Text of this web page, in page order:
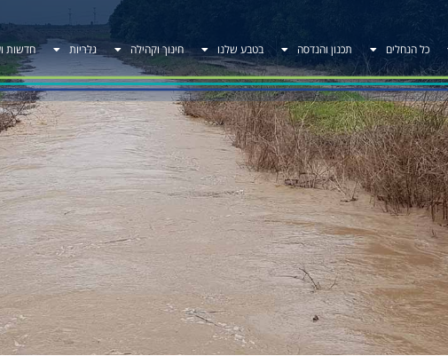
כל הנחלים תכנון והנדסה בטבע שלנו חינוך וקהילה גלריות חדשות